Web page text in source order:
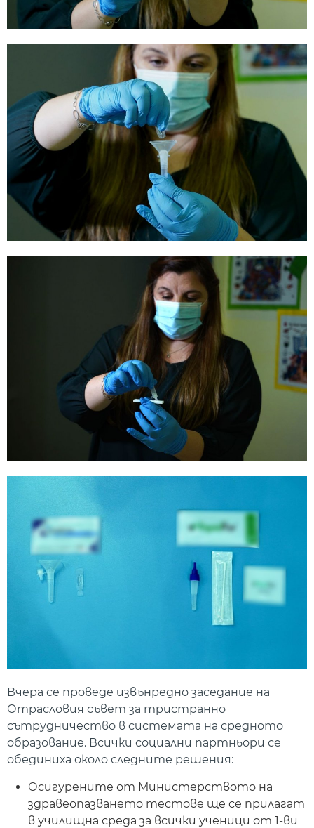
Вчера се проведе извънредно заседание на
Отрасловия съвет за тристранно
сътрудничество в системата на средното
образование. Всички социални партньори се
обединиха около следните решения:
Осигурените от Министерството на
здравеопазването тестове ще се прилагат
в училищна среда за всички ученици от 1-ви